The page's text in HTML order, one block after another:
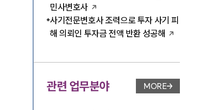
민사변호사
사기전문변호사 조력으로 투자 사기 피
해 의뢰인 투자금 전액 반환 성공해
관련 업무분야 업무분야 페이지 이
MORE